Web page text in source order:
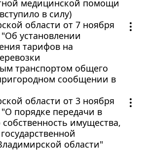
медицинской помощи
в силу)
области от 7 ноября
установлении
тарифов на
транспортом общего
сообщении в
области от 3 ноября
порядке передачи в
имущества,
области"